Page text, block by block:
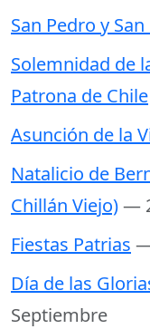
San Pedro y
Solemnidad de
Patrona de Chile
Asunción de la
Natalicio de
Chillán Viejo)—
Fiestas Patrias
Día de las
Septiembre